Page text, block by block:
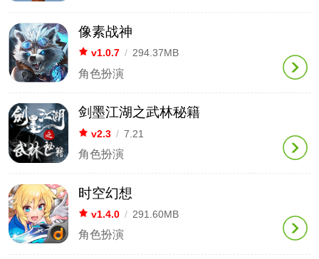
像素战神
v1.0.7 / 294.37MB
角色扮演
剑墨江湖之武林秘籍
v2.3 / 7.21
角色扮演
时空幻想
v1.4.0 / 291.60MB
角色扮演